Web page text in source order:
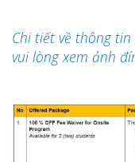
Chi tiết về thông
vui lòng xem ảnh